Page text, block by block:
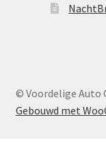
© Voordelige Auto
Gebouwd met